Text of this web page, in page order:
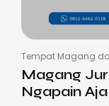
Tempat Magang
Magang
Ngapain Aja